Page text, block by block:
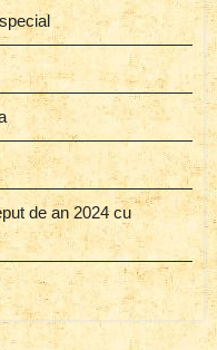
de an 2024 cu